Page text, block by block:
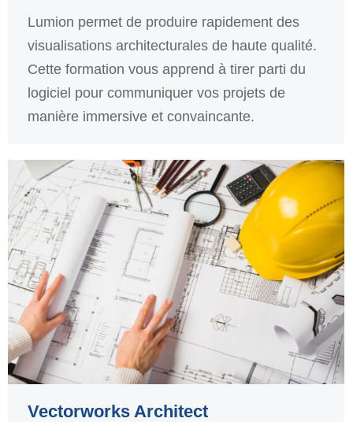
Lumion permet de produire rapidement des
visualisations architecturales de haute qualité.
Cette formation vous apprend à tirer parti du
logiciel pour communiquer vos projets de
manière immersive et convaincante.
Vectorworks Architect